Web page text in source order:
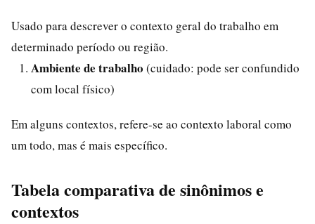
Usado para descrever o contexto geral do trabalho em
determinado período ou região.
Ambiente de trabalho (cuidado: pode ser confundido
com local físico)
Em alguns contextos, refere-se ao contexto laboral como
um todo, mas é mais específico.
Tabela comparativa de sinônimos e
contextos